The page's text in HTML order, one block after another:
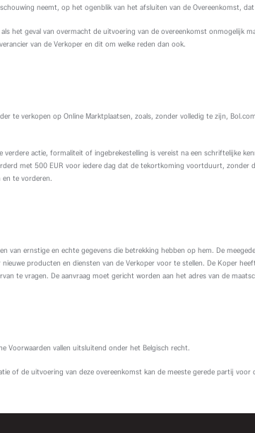
neemt, op het ogenblik van het afsluiten van de Overeenkomst,
het geval van overmacht de uitvoering van de overeenkomst onmogelijk
van de Verkoper en dit om welke reden dan ook.
te verkopen op Online Marktplaatsen, zoals, zonder volledig te zijn,
actie, formaliteit of ingebrekestelling is vereist na een schriftelijke
met 500 EUR voor iedere dag dat de tekortkoming voortduurt, zonder
en te vorderen.
van ernstige en echte gegevens die betrekking hebben op hem. De
producten en diensten van de Verkoper voor te stellen. De Koper
te vragen. De aanvraag moet gericht worden aan het adres van de
Voorwaarden vallen uitsluitend onder het Belgisch recht.
of de uitvoering van deze overeenkomst kan de meeste gerede partij